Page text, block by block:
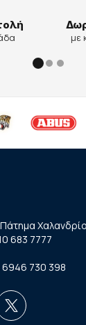
με
683 7777
6946 730 398